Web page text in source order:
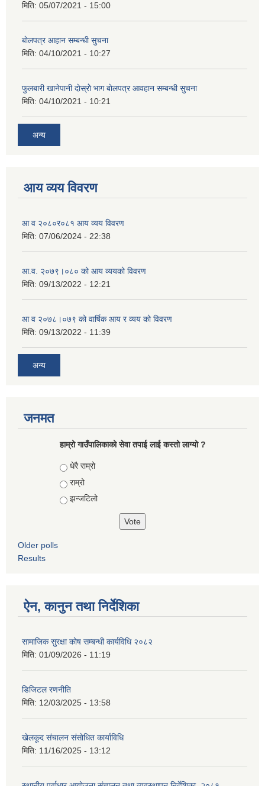
मिति: 05/07/2021 - 15:00
बाेलपत्र आहान सम्बन्धी सुचना
मिति: 04/10/2021 - 10:27
फुलबारी खानेपानी दाेस्राेे भाग बाेलपत्र आवहान सम्बन्धी सुचना
मिति: 04/10/2021 - 10:21
अन्य
आय व्यय विवरण
आ व २०८०र०८१ आय व्यय विवरण
मिति: 07/06/2024 - 22:38
आ.व. २०७९।०८० को आय व्ययको विवरण
मिति: 09/13/2022 - 12:21
आ‍ व २०७८।०७९ को वार्षिक आय र व्यय को विवरण
मिति: 09/13/2022 - 11:39
अन्य
जनमत
हाम्रो गाउँपालिकाको सेवा तपाई लाई कस्तो लाग्यो ?
Choices
धेरै राम्रो
राम्रो
झन्जटिलो
Older polls
Results
ऐन, कानुन तथा निर्देशिका
सामाजिक सुरक्षा कोष सम्बन्धी कार्यविधि २०८२
मिति: 01/09/2026 - 11:19
डिजिटल रणनीति
मिति: 12/03/2025 - 13:58
खेलकूद संचालन संसाेधित कार्याविधि
मिति: 11/16/2025 - 13:12